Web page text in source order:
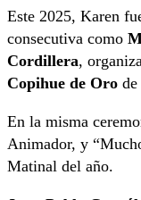
Este 2025, Karen
consecutiva como
Cordillera,
Copihue de Oro
En la misma
Animador, y
Matinal del año.